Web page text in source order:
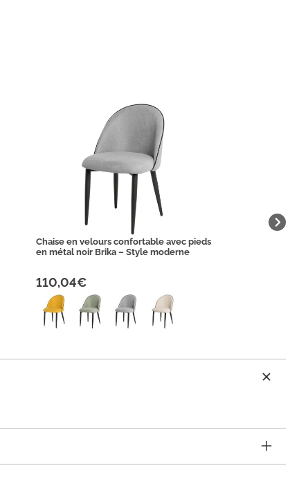
Chaise en velours confortable avec pieds
en métal noir Brika – Style moderne
110,04€